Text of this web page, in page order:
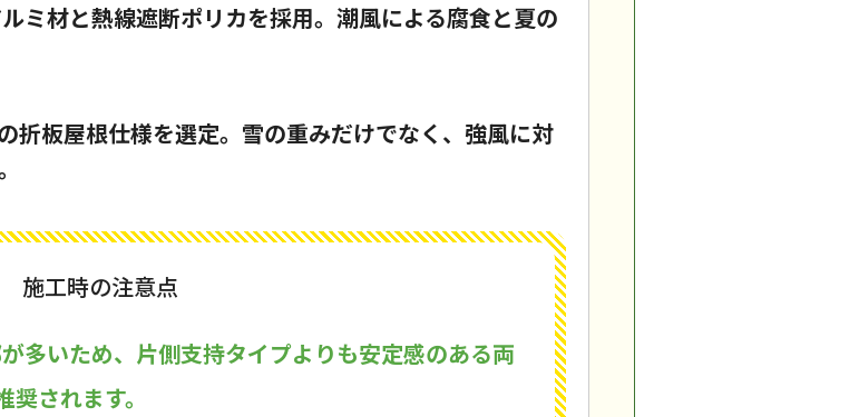
ミ材と熱線遮断ポリカを採用。潮風による腐食と夏の
折板屋根仕様を選定。雪の重みだけでなく、強風に対
施工時の注意点
多いため、片側支持タイプよりも安定感のある両
されます。